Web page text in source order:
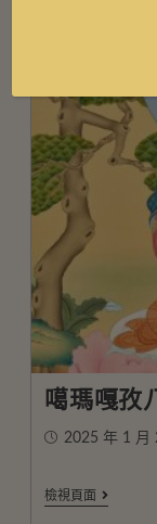
噶瑪嘎孜
2025 年 1 月
檢視頁面